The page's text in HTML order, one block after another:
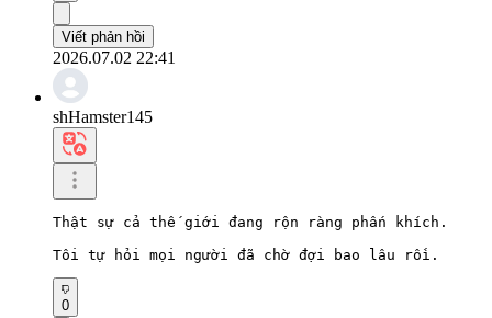
Viết phản hồi
2026.07.02 22:41
shHamster145
Thật sự cả thế giới đang rộn ràng phấn khích.
Tôi tự hỏi mọi người đã chờ đợi bao lâu rồi.
0